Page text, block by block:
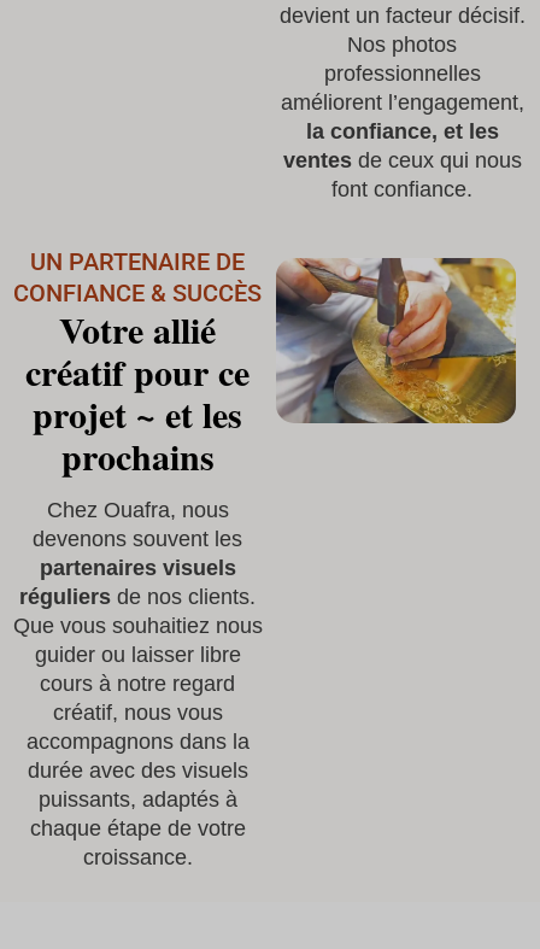
devient un facteur décisif.
Nos photos
professionnelles
améliorent l’engagement,
la confiance, et les
ventesde ceux qui nous
font confiance.
UN PARTENAIRE DE
CONFIANCE & SUCCÈS
Votre allié
créatif pour ce
projet ~ et les
prochains
Chez Ouafra, nous
devenons souvent les
partenaires visuels
réguliers de nos clients.
Que vous souhaitiez nous
guider ou laisser libre
cours à notre regard
créatif, nous vous
accompagnons dans la
durée avec des visuels
puissants, adaptés à
chaque étape de votre
croissance.